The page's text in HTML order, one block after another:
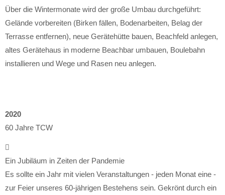
Über die Wintermonate wird der große Umbau durchgeführt:
Gelände vorbereiten (Birken fällen, Bodenarbeiten, Belag der
Terrasse entfernen), neue Gerätehütte bauen, Beachfeld anlegen,
altes Gerätehaus in moderne Beachbar umbauen, Boulebahn
installieren und Wege und Rasen neu anlegen.
2020
60 Jahre TCW
Ein Jubiläum in Zeiten der Pandemie
Es sollte ein Jahr mit vielen Veranstaltungen - jeden Monat eine -
zur Feier unseres 60-jährigen Bestehens sein. Gekrönt durch ein